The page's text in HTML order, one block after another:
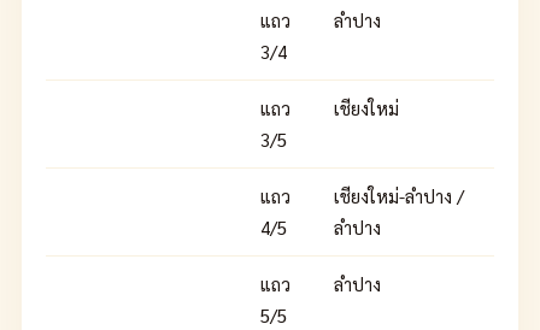
แถว
3/4
ลำปาง
แถว
3/5
เชียงใหม่
แถว
4/5
เชียงใหม่-ลำปาง /
ลำปาง
แถว
5/5
ลำปาง